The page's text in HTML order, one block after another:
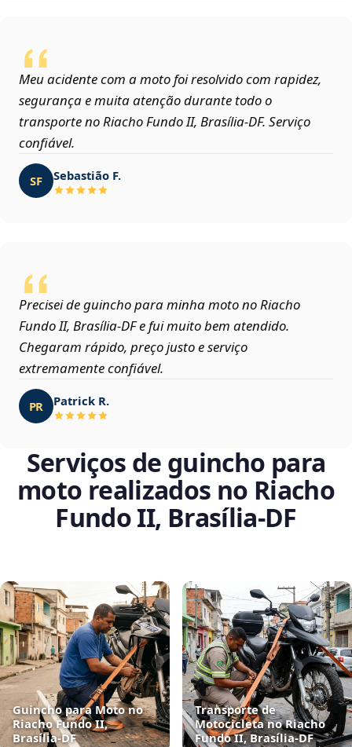
Meu acidente com a moto foi resolvido com rapidez,
segurança e muita atenção durante todo o
transporte no Riacho Fundo II, Brasília‑DF. Serviço
confiável.
SF Sebastião F.
Precisei de guincho para minha moto no Riacho
Fundo II, Brasília‑DF e fui muito bem atendido.
Chegaram rápido, preço justo e serviço
extremamente confiável.
PR Patrick R.
Serviços de guincho para
moto realizados no Riacho
Fundo II, Brasília‑DF
Guincho para Moto no
Riacho Fundo II,
Brasília‑DF
Transporte de
Motocicleta no Riacho
Fundo II, Brasília‑DF